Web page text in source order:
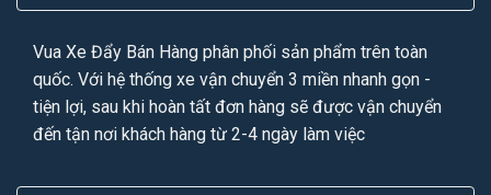
Vua Xe Đẩy Bán Hàng phân phối sản phẩm trên toàn
quốc. Với hệ thống xe vận chuyển 3 miền nhanh gọn -
tiện lợi, sau khi hoàn tất đơn hàng sẽ được vận chuyển
đến tận nơi khách hàng từ 2-4 ngày làm việc